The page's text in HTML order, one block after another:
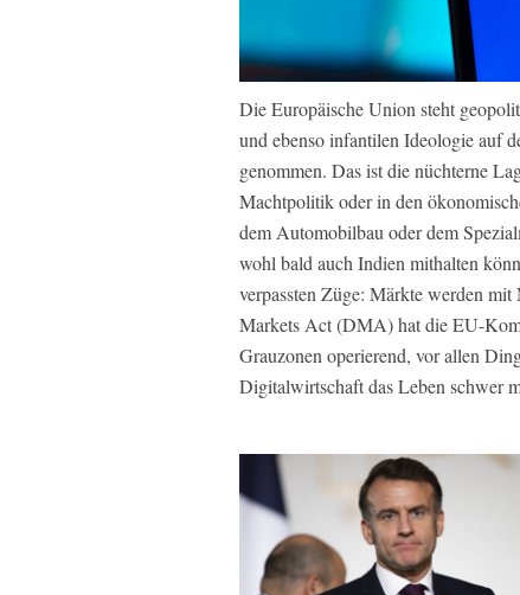
Die Europäische Union steht
und ebenso infantilen Ideologie auf
genommen. Das ist die nüchterne
Machtpolitik oder in den
dem Automobilbau oder dem
wohl bald auch Indien mithalten
verpassten Züge: Märkte werden
Markets Act (DMA) hat die EU-
Grauzonen operierend, vor allen
Digitalwirtschaft das Leben schwer